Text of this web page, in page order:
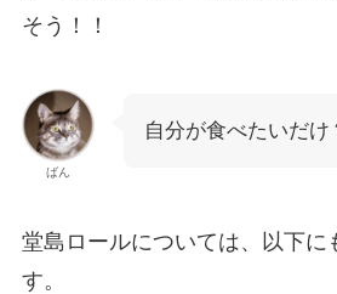
そう！！
ばん
自分が食べたいだけ
堂島ロールについては、以下に
す。